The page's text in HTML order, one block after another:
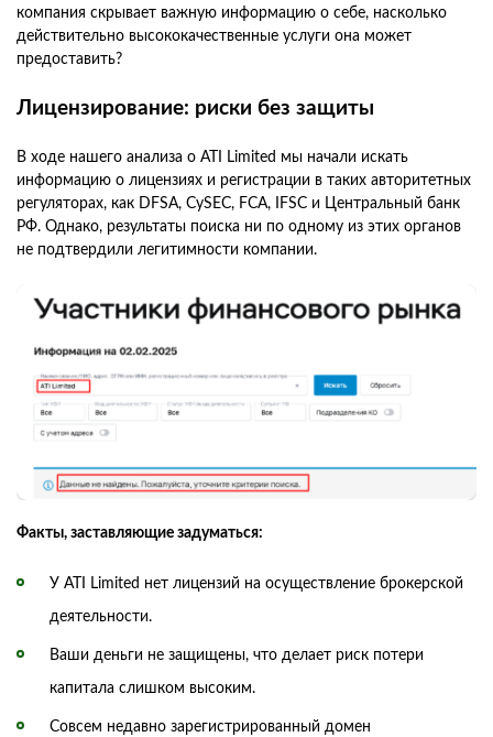
компания скрывает важную информацию о себе, насколько
действительно высококачественные услуги она может
предоставить?
Лицензирование: риски без защиты
В ходе нашего анализа о ATI Limited мы начали искать
информацию о лицензиях и регистрации в таких авторитетных
регуляторах, как DFSA, CySEC, FCA, IFSC и Центральный банк
РФ. Однако, результаты поиска ни по одному из этих органов
не подтвердили легитимности компании.
Факты, заставляющие задуматься:
У ATI Limited нет лицензий на осуществление брокерской
деятельности.
Ваши деньги не защищены, что делает риск потери
капитала слишком высоким.
Совсем недавно зарегистрированный домен